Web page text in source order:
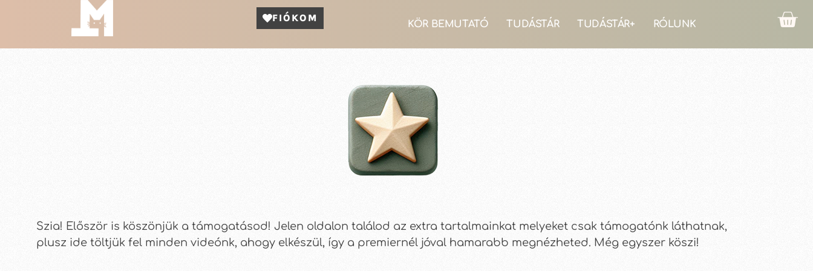
FIÓKOM
KÖR BEMUTATÓ TUDÁSTÁR TUDÁSTÁR+ RÓLUNK
Szia! Először is köszönjük a támogatásod! Jelen oldalon találod az extra tartalmainkat melyeket csak támogatónk láthatnak,
plusz ide töltjük fel minden videónk, ahogy elkészül, így a premiernél jóval hamarabb megnézheted. Még egyszer köszi!